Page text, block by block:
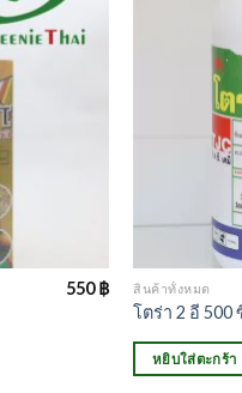
550฿ สินค้าทั้งหมด
โตร่า 2 อี 500
หยิบใส่ตะกร้า